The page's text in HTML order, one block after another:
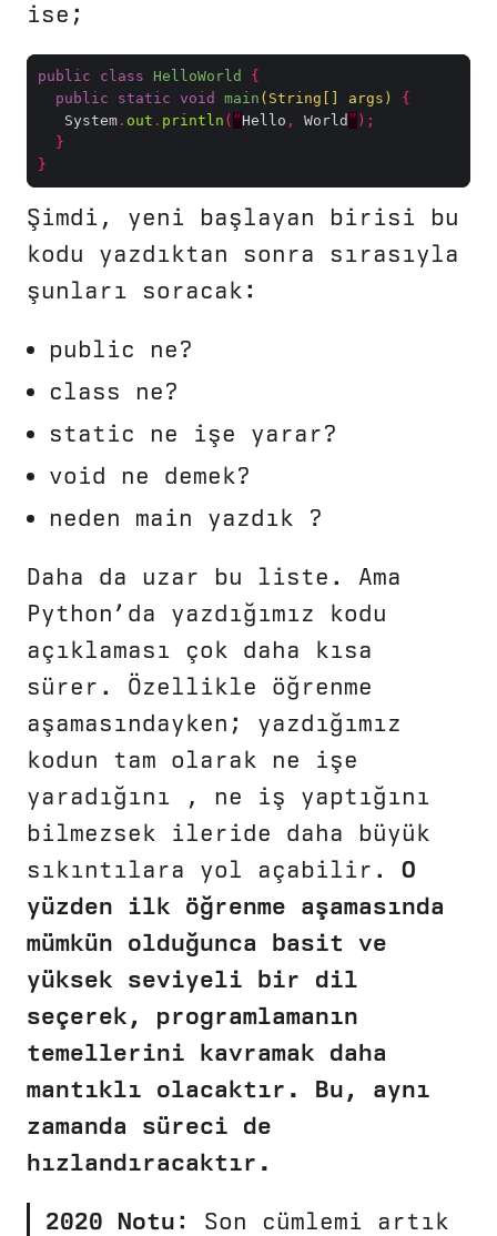
ise;
public class HelloWorld
{
public
static void main ( String args )
{
   System
. out . println ( “ Hello , World ” );
}
}
Şimdi, yeni başlayan birisi bu
kodu yazdıktan sonra sırasıyla
şunları soracak:
public ne?
class ne?
static ne işe yarar?
void ne demek?
neden main yazdık ?
Daha da uzar bu liste. Ama
Python’da yazdığımız kodu
açıklaması çok daha kısa
sürer. Özellikle öğrenme
aşamasındayken; yazdığımız
kodun tam olarak ne işe
yaradığını , ne iş yaptığını
bilmezsek ileride daha büyük
sıkıntılara yol açabilir. O
yüzden ilk öğrenme aşamasında
mümkün olduğunca basit ve
yüksek seviyeli bir dil
seçerek, programlamanın
temellerini kavramak daha
mantıklı olacaktır. Bu, aynı
zamanda süreci de
hızlandıracaktır.
2020 Notu : Son cümlemi artık